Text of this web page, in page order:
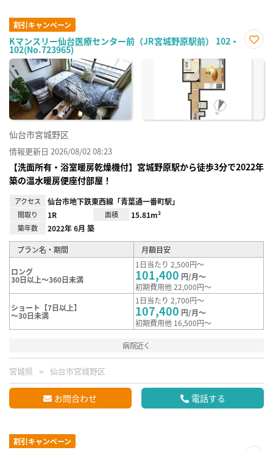
割引キャンペーン
Kマンスリー仙台医療センター前（JR宮城野原駅前） 102・
102(No.723965)
に入
仙台市宮城野区
情報更新日 2026/08/02 08:23
【洗面所有・浴室暖房乾燥機付】宮城野原駅から徒歩3分で2022年
築の温水暖房便座付部屋！
アクセス 仙台市地下鉄東西線「青葉通一番町駅」
間取り 1R 面積 15.81m²
築年数 2022年 6月 築
プラン名・期間 月額目安
ロング
30日以上～360日未満
1日当たり 2,500円～
101,400 円/月～
初期費用他 22,000円～
ショート【7日以上】
～30日未満
1日当たり 2,700円～
107,400 円/月～
初期費用他 16,500円～
病院近く
宮城県 仙台市宮城野区
お問合わせ 電話する
割引キャンペーン